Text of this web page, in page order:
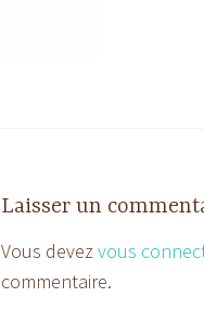
Laisser un
Vous devezvous
commentaire.